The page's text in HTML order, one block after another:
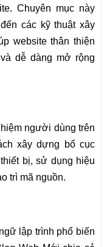
Chuyên mục này
các kỹ thuật xây
website thân thiện
dễ dàng mở rộng
người dùng trên
xây dựng bố cục
bị, sử dụng hiệu
trì mã nguồn.
lập trình phổ biến